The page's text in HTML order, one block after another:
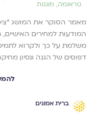
טראומה, מוגנות
מאמר הסוקר את המושג
המודעות למחירים
משלמת על כך ולקרוא
דפוסים של הגנה ונסיון
ברית אמונים